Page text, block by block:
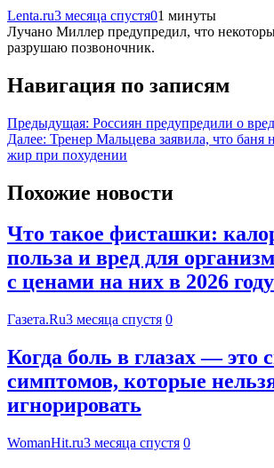
Lenta.ru3 месяца спустя01 минуты
Лучано Миллер предупредил, что
разрушаю позвоночник.
Навигация по записям
Предыдущая: Россиян предупредили о
Далее: Тренер Мальцева заявила, что баня
жир при похудении
Похожие новости
Что такое фисташки:
польза и вред для
с ценами на них в 2026 году
Газета.Ru3 месяца спустя 0
Когда боль в глазах — это
симптомов, которые
игнорировать
WomanHit.ru3 месяца спустя 0